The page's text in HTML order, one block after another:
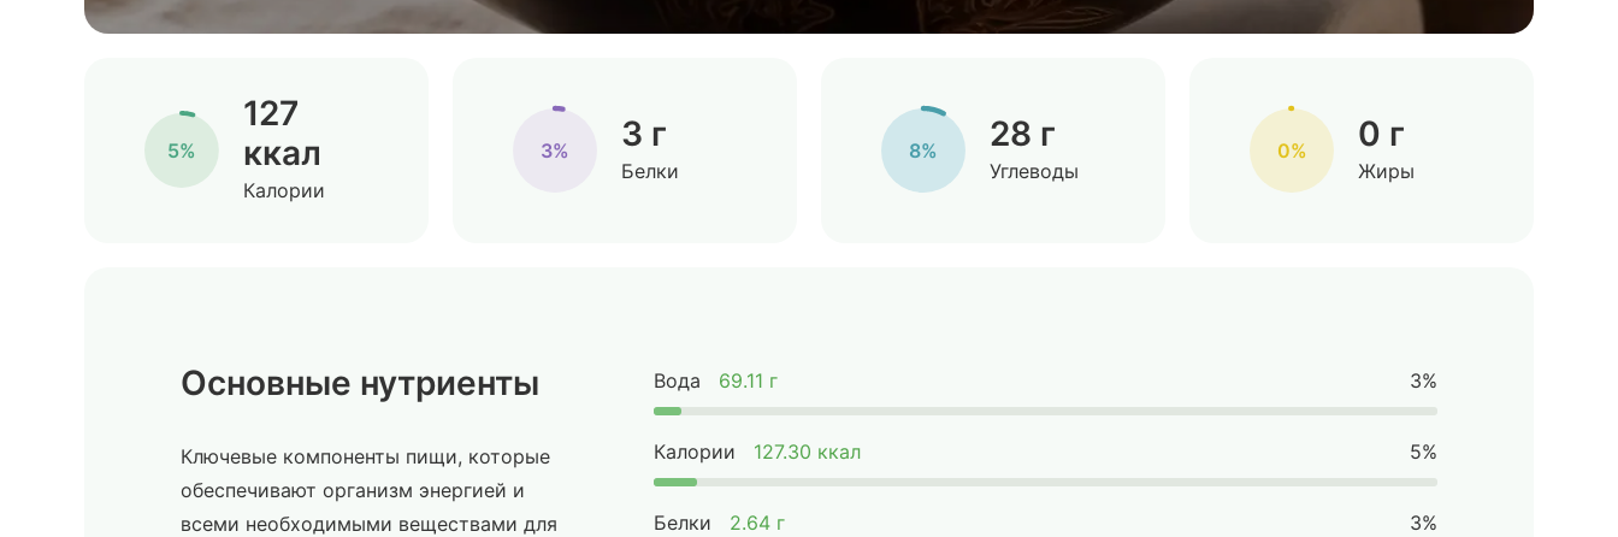
5%
127
ккал
Калории
3% 3 г
Белки
8% 28 г
Углеводы
0% 0 г
Жиры
Основные нутриенты
Ключевые компоненты пищи, которые
обеспечивают организм энергией и
всеми необходимыми веществами для
Вода 69.11 г 3%
Калории 127.30 ккал 5%
Белки 2.64 г 3%